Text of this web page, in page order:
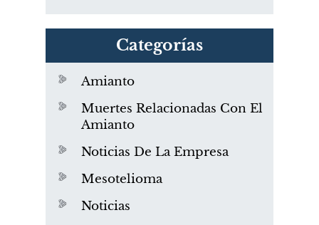
Categorías
Amianto
Muertes Relacionadas Con El
Amianto
Noticias De La Empresa
Mesotelioma
Noticias